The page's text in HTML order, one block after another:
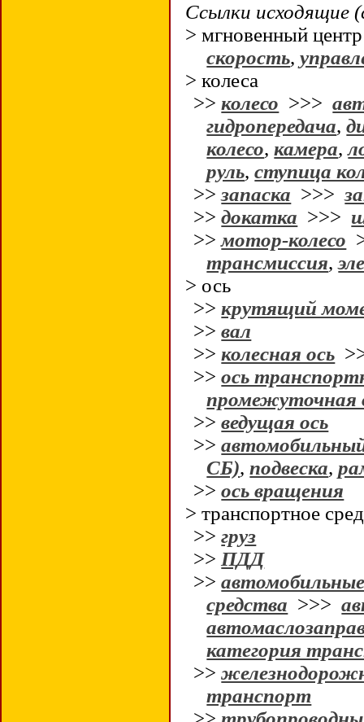
Ссылки исходящие
> мгновенный
скорость,
> колеса
>>колесо >>>
гидропередача,
колесо,камера,
руль,ступица
>>запаска >>>
>>докатка >>>
>>мотор-колесо
трансмиссия,
> ось
>>крутящий
>>вал
>>колесная ось
>>ось
промежуточная
>>ведущая ось
>>
СБ),подвеска,
>>ось вращения
> транспортное
>>груз
>> ПДД
>>
средства >>>
категория
>>
транспорт